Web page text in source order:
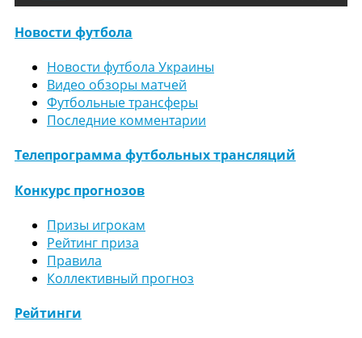
Новости футбола
Новости футбола Украины
Видео обзоры матчей
Футбольные трансферы
Последние комментарии
Телепрограмма футбольных трансляций
Конкурс прогнозов
Призы игрокам
Рейтинг приза
Правила
Коллективный прогноз
Рейтинги